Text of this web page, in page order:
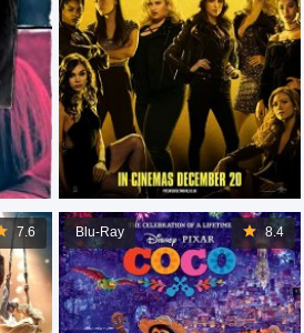
8.4
Blu-Ray
7.6